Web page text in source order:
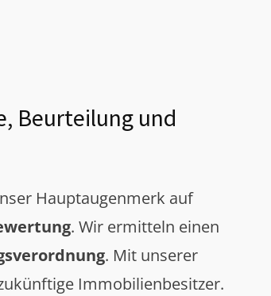
Beurteilung und
Hauptaugenmerk auf
. Wir ermitteln einen
. Mit unserer
Immobilienbesitzer.